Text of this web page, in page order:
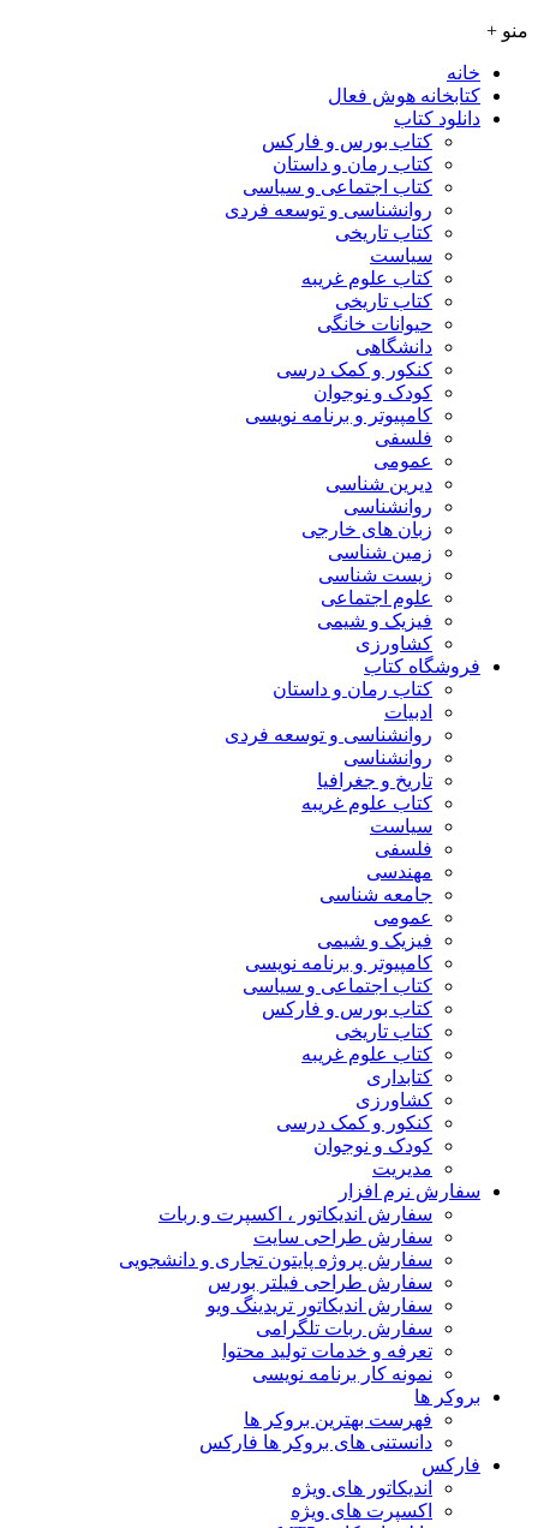
منو +
خانه
کتابخانه هوش فعال
دانلود کتاب
کتاب بورس و فارکس
کتاب رمان و داستان
کتاب اجتماعی و سیاسی
روانشناسی و توسعه فردی
کتاب تاریخی
سیاست
کتاب علوم غریبه
کتاب تاریخی
حیوانات خانگی
دانشگاهی
کنکور و کمک‌ درسی
کودک و نوجوان
کامپیوتر و برنامه نویسی
فلسفی
عمومی
دیرین شناسی
روانشناسی
زبان های خارجی
زمین شناسی
زیست شناسی
علوم اجتماعی
فیزیک و شیمی
کشاورزی
فروشگاه کتاب
کتاب رمان و داستان
ادبیات
روانشناسی و توسعه فردی
روانشناسی
تاریخ و جغرافیا
کتاب علوم غریبه
سیاست
فلسفی
مهندسی
جامعه شناسی
عمومی
فیزیک و شیمی
کامپیوتر و برنامه نویسی
کتاب اجتماعی و سیاسی
کتاب بورس و فارکس
کتاب تاریخی
کتاب علوم غریبه
کتابداری
کشاورزی
کنکور و کمک‌ درسی
کودک و نوجوان
مدیریت
سفارش نرم افزار
سفارش اندیکاتور ، اکسپرت و ربات
سفارش طراحی سایت
سفارش پروژه پایتون تجاری و دانشجویی
سفارش طراحی فیلتر بورس
سفارش اندیکاتور تریدینگ ویو
سفارش ربات تلگرامی
تعرفه و خدمات تولید محتوا
نمونه کار برنامه نویسی
بروکر ها
فهرست بهترین بروکر ها
دانستنی های بروکر ها فارکس
فارکس
اندیکاتور های ویژه
اکسپرت های ویژه